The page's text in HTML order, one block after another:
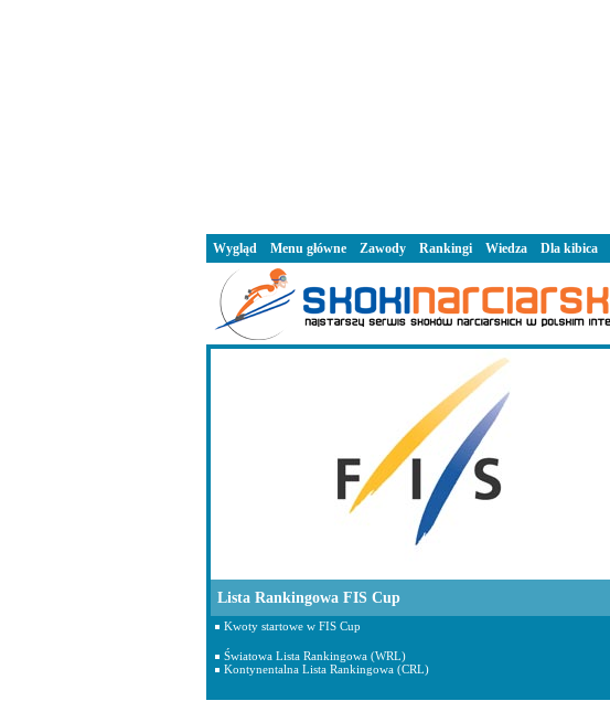
Lista Rankingowa FIS Cup
Kwoty startowe w FIS Cup
Światowa Lista Rankingowa (WRL)
Kontynentalna Lista Rankingowa (CRL)
Wygląd Menu główne Zawody Rankingi Wiedza Dla kibica